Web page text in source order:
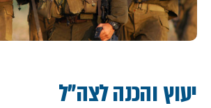
יעוץ והכנה לצה"ל